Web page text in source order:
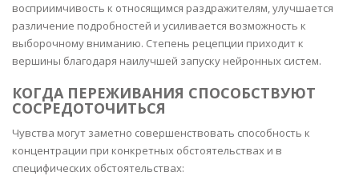
восприимчивость к относящимся раздражителям, улучшается
различение подробностей и усиливается возможность к
выборочному вниманию. Степень рецепции приходит к
вершины благодаря наилучшей запуску нейронных систем.
КОГДА ПЕРЕЖИВАНИЯ СПОСОБСТВУЮТ
СОСРЕДОТОЧИТЬСЯ
Чувства могут заметно совершенствовать способность к
концентрации при конкретных обстоятельствах и в
специфических обстоятельствах: